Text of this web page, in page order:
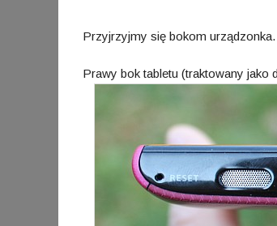
Przyjrzyjmy się bokom urządzonka.
Prawy bok tabletu (traktowany jako